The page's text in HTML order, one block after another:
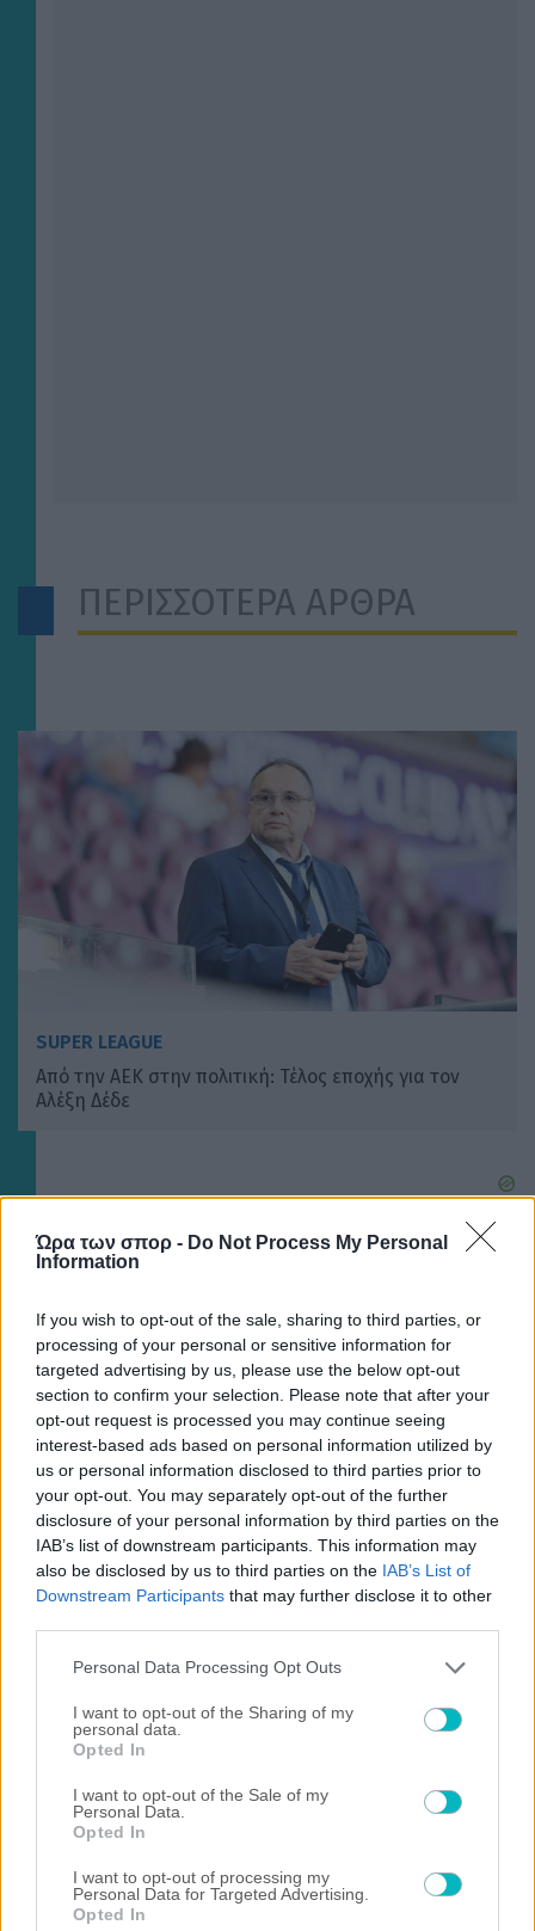
Ώρα των σπορ - Do Not Process My Personal
Information
If you wish to opt-out of the sale, sharing to third parties, or
processing of your personal or sensitive information for
targeted advertising by us, please use the below opt-out
section to confirm your selection. Please note that after your
opt-out request is processed you may continue seeing
interest-based ads based on personal information utilized by
us or personal information disclosed to third parties prior to
your opt-out. You may separately opt-out of the further
disclosure of your personal information by third parties on the
IAB’s list of downstream participants. This information may
also be disclosed by us to third parties on the IAB’s List of
Downstream Participants that may further disclose it to other
Please note that this website/app uses one or more Google
not limited to your visit or usage behaviour. You may click to
grant or deny consent to Google and its third-party tags to
use your data for below specified purposes in below Google
consent section.
Personal Data Processing Opt Outs
I want to opt-out of the Sharing of my
personal data.
Opted In
I want to opt-out of the Sale of my
Personal Data.
Opted In
I want to opt-out of processing my
Personal Data for Targeted Advertising.
Opted In
ΠΕΡΙΣΣΟΤΕΡΑ ΑΡΘΡΑ
SUPER LEAGUE
Από την ΑΕΚ στην πολιτική: Τέλος εποχής για τον
Αλέξη Δέδε
×